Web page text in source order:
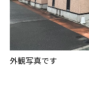
外観写真です